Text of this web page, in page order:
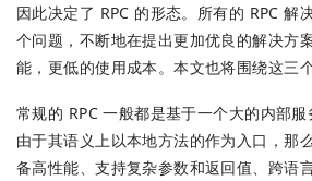
因此决定了 RPC 的形态。所有的 RPC 解
个问题，不断地在提出更加优良的解决方
能，更低的使用成本。本文也将围绕这三
常规的 RPC 一般都是基于一个大的内部服
由于其语义上以本地方法的作为入口，那
备高性能、支持复杂参数和返回值、跨语